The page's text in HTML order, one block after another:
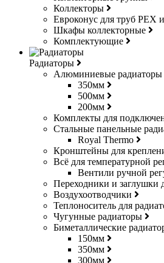
Коллекторы
Евроконус для труб РЕХ
Шкафы коллекторные
Комплектующие
Радиаторы
Алюминиевые радиаторы
350мм
500мм
200мм
Комплекты для
Стальные панельные
Royal Thermo
Кронштейны для
Всё для температурной
Вентили ручной
Переходники и заглушки
Воздухоотводчики
Теплоноситель для
Чугунные радиаторы
Биметаллические
150мм
350мм
300мм